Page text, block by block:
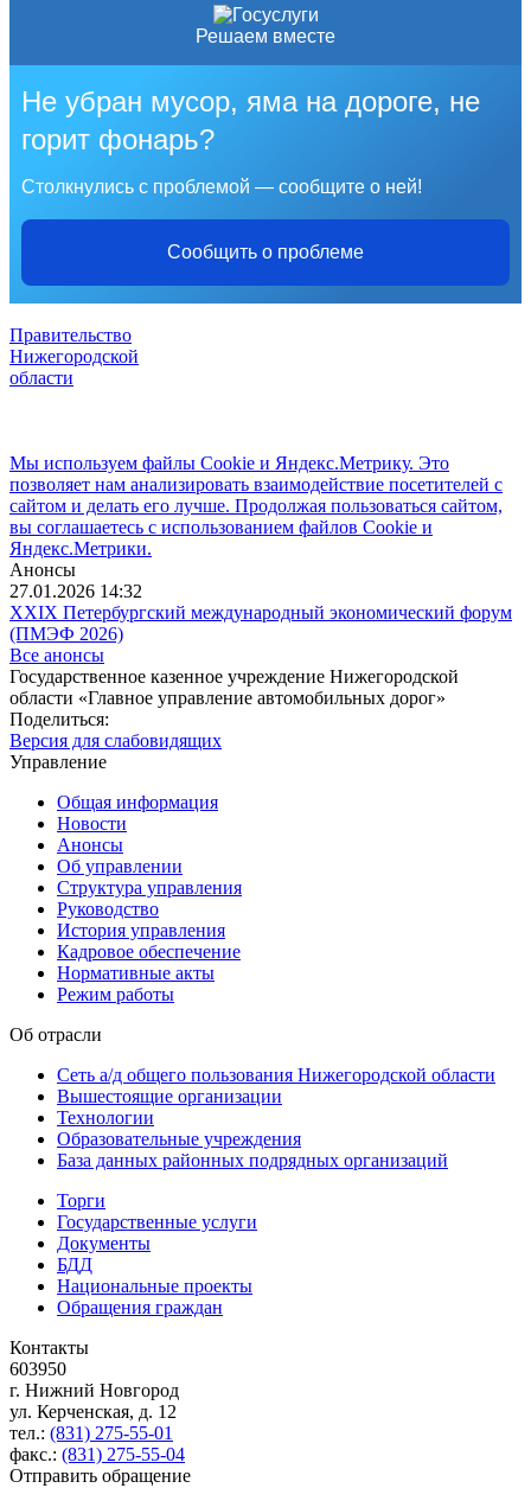
Решаем вместе
Не убран мусор, яма на дороге, не
горит фонарь?
Столкнулись с проблемой — сообщите о ней!
Сообщить о проблеме
Правительство
Нижегородской
области
Мы используем файлы Cookie и Яндекс.Метрику. Это
позволяет нам анализировать взаимодействие посетителей с
сайтом и делать его лучше. Продолжая пользоваться сайтом,
вы соглашаетесь с использованием файлов Cookie и
Яндекс.Метрики.
Анонсы
27.01.2026 14:32
XXIX Петербургский международный экономический форум
(ПМЭФ 2026)
Все анонсы
Государственное казенное учреждение Нижегородской
области «Главное управление автомобильных дорог»
Поделиться:
Версия для слабовидящих
Управление
Общая информация
Новости
Анонсы
Об управлении
Структура управления
Руководство
История управления
Кадровое обеспечение
Нормативные акты
Режим работы
Об отрасли
Сеть а/д общего пользования Нижегородской области
Вышестоящие организации
Технологии
Образовательные учреждения
База данных районных подрядных организаций
Торги
Государственные услуги
Документы
БДД
Национальные проекты
Обращения граждан
Контакты
603950
г. Нижний Новгород
ул. Керченская, д. 12
тел.: (831) 275-55-01
факс.: (831) 275-55-04
Отправить обращение